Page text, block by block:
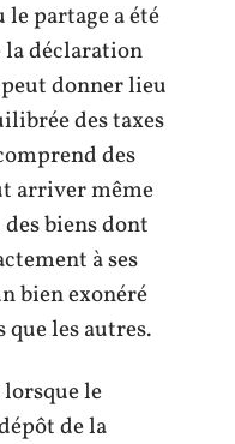
le partage a été
la déclaration
donner lieu
des taxes
des
arriver même
biens dont
à ses
bien exonéré
les autres.
le
de la